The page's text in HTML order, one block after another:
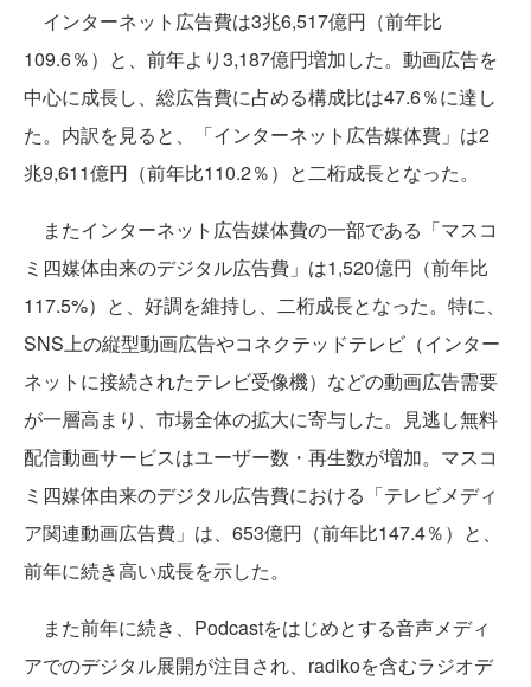
インターネット広告費は3兆6,517億円（前年比
109.6％）と、前年より3,187億円増加した。動画広告を
中心に成長し、総広告費に占める構成比は47.6％に達し
た。内訳を見ると、「インターネット広告媒体費」は2
兆9,611億円（前年比110.2％）と二桁成長となった。
またインターネット広告媒体費の一部である「マスコ
ミ四媒体由来のデジタル広告費」は1,520億円（前年比
117.5%）と、好調を維持し、二桁成長となった。特に、
SNS上の縦型動画広告やコネクテッドテレビ（インター
ネットに接続されたテレビ受像機）などの動画広告需要
が一層高まり、市場全体の拡大に寄与した。見逃し無料
配信動画サービスはユーザー数・再生数が増加。マスコ
ミ四媒体由来のデジタル広告費における「テレビメディ
ア関連動画広告費」は、653億円（前年比147.4％）と、
前年に続き高い成長を示した。
また前年に続き、Podcastをはじめとする音声メディ
アでのデジタル展開が注目され、radikoを含むラジオデ